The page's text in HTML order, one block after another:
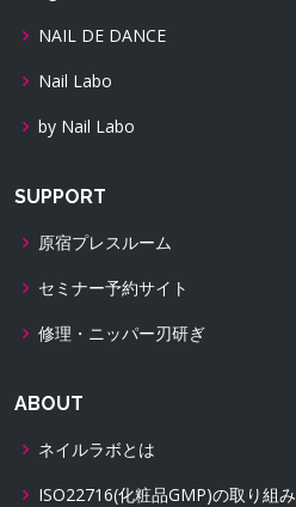
NAIL DE DANCE
Nail Labo
by Nail Labo
SUPPORT
原宿プレスルーム
セミナー予約サイト
修理・ニッパー刃研ぎ
ABOUT
ネイルラボとは
ISO22716(化粧品GMP)の取り組み